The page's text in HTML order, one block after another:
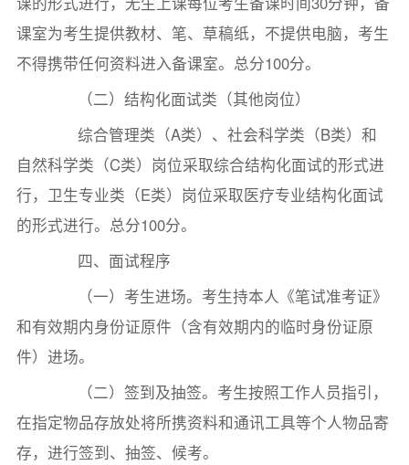
课室为考生提供教材、笔、草稿纸，不提供电脑，考生
不得携带任何资料进入备课室。总分100分。
（二）结构化面试类（其他岗位）
综合管理类（A类）、社会科学类（B类）和
自然科学类（C类）岗位采取综合结构化面试的形式进
行，卫生专业类（E类）岗位采取医疗专业结构化面试
的形式进行。总分100分。
四、面试程序
（一）考生进场。考生持本人《笔试准考证》
和有效期内身份证原件（含有效期内的临时身份证原
件）进场。
（二）签到及抽签。考生按照工作人员指引，
在指定物品存放处将所携资料和通讯工具等个人物品寄
存，进行签到、抽签、候考。